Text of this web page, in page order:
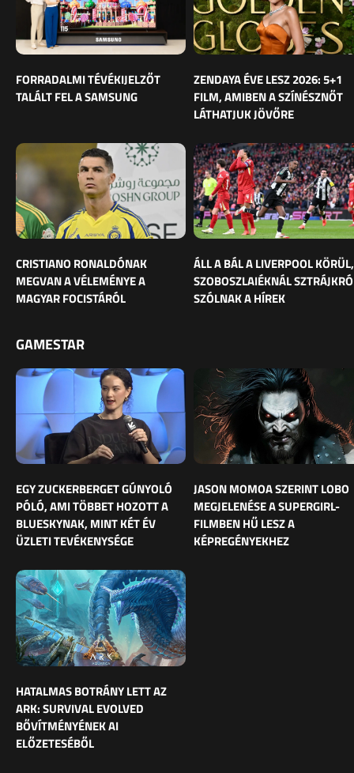
FORRADALMI TÉVÉKIJELZŐT
TALÁLT FEL A SAMSUNG
ZENDAYA ÉVE LESZ 2026: 5+1
FILM, AMIBEN A SZÍNÉSZNŐT
LÁTHATJUK JÖVŐRE
CRISTIANO RONALDÓNAK
MEGVAN A VÉLEMÉNYE A
MAGYAR FOCISTÁRÓL
ÁLL A BÁL A LIVERPOOL KÖRÜL,
SZOBOSZLAIÉKNÁL
SZÓLNAK A HÍREK
GAMESTAR
EGY ZUCKERBERGET GÚNYOLÓ
PÓLÓ, AMI TÖBBET HOZOTT A
BLUESKYNAK, MINT KÉT ÉV
ÜZLETI TEVÉKENYSÉGE
JASON MOMOA SZERINT LOBO
MEGJELENÉSE A SUPERGIRL-
FILMBEN HŰ LESZ A
KÉPREGÉNYEKHEZ
HATALMAS BOTRÁNY LETT AZ
ARK: SURVIVAL EVOLVED
BŐVÍTMÉNYÉNEK AI
ELŐZETESÉBŐL